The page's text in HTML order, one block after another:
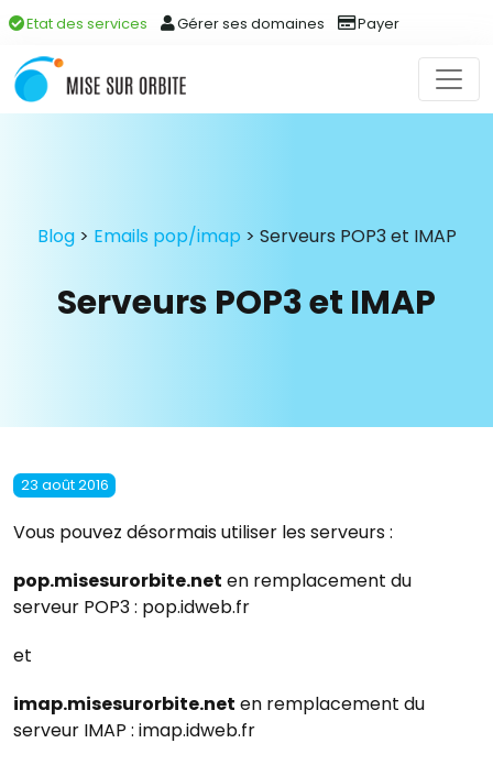
Etat des services Gérer ses domaines Payer
Blog> Emails pop/imap > Serveurs POP3 et IMAP
Serveurs POP3 et IMAP
23 août 2016
Vous pouvez désormais utiliser les serveurs :
pop.misesurorbite.net en remplacement du
serveur POP3 : pop.idweb.fr
et
imap.misesurorbite.net en remplacement du
serveur IMAP : imap.idweb.fr